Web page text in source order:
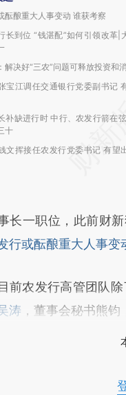
酝酿重大人事变动 谁获考察
长到位 “钱湛配”如何引领改革|
解决好“三农”问题可释放投资和
宝江调任交通银行党委副书记
补缺进行时 中行、农发行箭在
十
文挥接任农发行党委书记 有望
长一职位，此前财
行或酝酿重大人事变
农发行高管团队除
涛 ，董事会秘书熊钧